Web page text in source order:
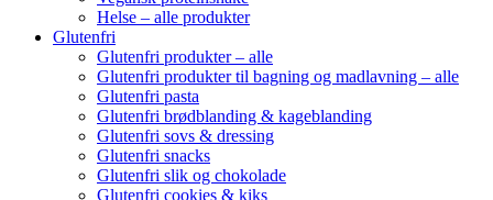
Helse – alle produkter
Glutenfri
Glutenfri produkter – alle
Glutenfri produkter til bagning og madlavning – alle
Glutenfri pasta
Glutenfri brødblanding & kageblanding
Glutenfri sovs & dressing
Glutenfri snacks
Glutenfri slik og chokolade
Glutenfri cookies & kiks